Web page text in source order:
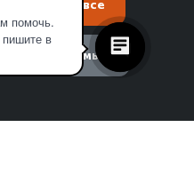
помочь.
в
Принять все
необходимые